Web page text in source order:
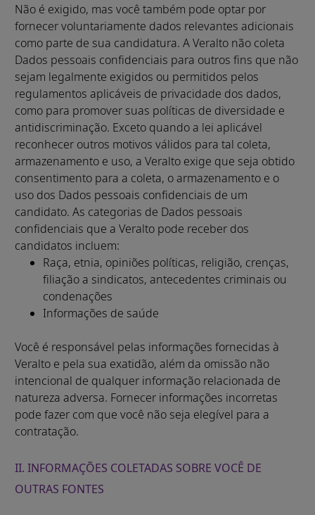
Não é exigido, mas você também pode optar por
fornecer voluntariamente dados relevantes adicionais
como parte de sua candidatura. A Veralto não coleta
Dados pessoais confidenciais para outros fins que não
sejam legalmente exigidos ou permitidos pelos
regulamentos aplicáveis de privacidade dos dados,
como para promover suas políticas de diversidade e
antidiscriminação. Exceto quando a lei aplicável
reconhecer outros motivos válidos para tal coleta,
armazenamento e uso, a Veralto exige que seja obtido
consentimento para a coleta, o armazenamento e o
uso dos Dados pessoais confidenciais de um
candidato. As categorias de Dados pessoais
confidenciais que a Veralto pode receber dos
candidatos incluem:
Raça, etnia, opiniões políticas, religião, crenças,
filiação a sindicatos, antecedentes criminais ou
condenações
Informações de saúde
Você é responsável pelas informações fornecidas à
Veralto e pela sua exatidão, além da omissão não
intencional de qualquer informação relacionada de
natureza adversa. Fornecer informações incorretas
pode fazer com que você não seja elegível para a
contratação.
II. INFORMAÇÕES COLETADAS SOBRE VOCÊ DE
OUTRAS FONTES